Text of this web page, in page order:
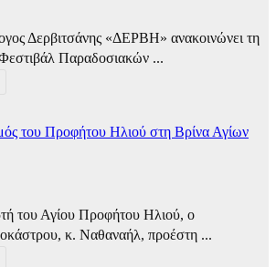
Δερβιτσάνης «ΔΕΡΒΗ» ανακοινώνει τη
Παραδοσιακών ...
του Προφήτου Ηλιού στη Βρίνα Αγίων
του Αγίου Προφήτου Ηλιού, ο
κ. Ναθαναήλ, προέστη ...